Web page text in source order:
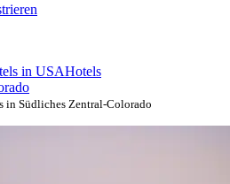
in USAHotels
in Südliches Zentral-Colorado